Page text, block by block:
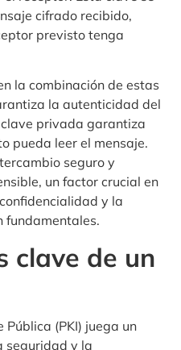
cifrado recibido,
previsto tenga
la combinación de estas
la autenticidad del
privada garantiza
pueda leer el mensaje.
seguro y
un factor crucial en
y la
fundamentales.
clave de un
(PKI) juega un
seguridad y la